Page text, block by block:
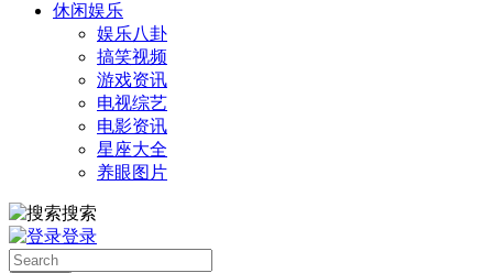
休闲娱乐
娱乐八卦
搞笑视频
游戏资讯
电视综艺
电影资讯
星座大全
养眼图片
搜索
登录